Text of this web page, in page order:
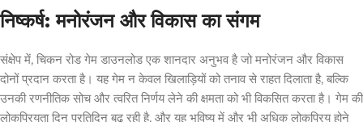
निष्कर्ष: मनोरंजन और विकास का संगम
संक्षेप में, चिकन रोड गेम डाउनलोड एक शानदार अनुभव है जो मनोरंजन और विकास
दोनों प्रदान करता है। यह गेम न केवल खिलाड़ियों को तनाव से राहत दिलाता है, बल्कि
उनकी रणनीतिक सोच और त्वरित निर्णय लेने की क्षमता को भी विकसित करता है। गेम की
लोकप्रियता दिन प्रतिदिन बढ़ रही है, और यह भविष्य में और भी अधिक लोकप्रिय होने